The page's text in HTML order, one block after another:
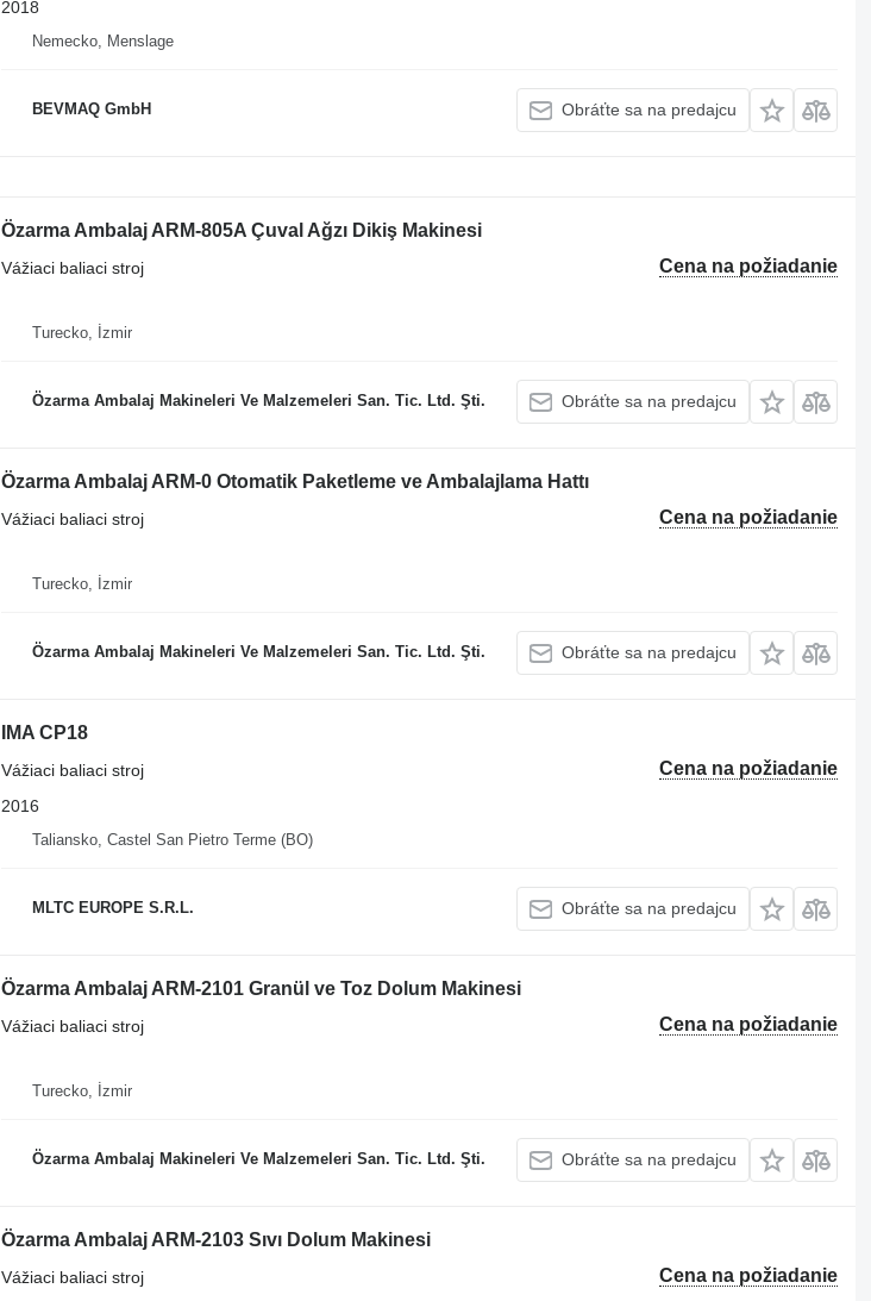
2018
Nemecko, Menslage
BEVMAQ GmbH Obráťte sa na predajcu
Özarma Ambalaj ARM-805A Çuval Ağzı Dikiş Makinesi
Cena na požiadanie
Vážiaci baliaci stroj
Turecko, İzmir
Özarma Ambalaj Makineleri Ve Malzemeleri San. Tic. Ltd. Şti. Obráťte sa na predajcu
Özarma Ambalaj ARM-0 Otomatik Paketleme ve Ambalajlama Hattı
Cena na požiadanie
Vážiaci baliaci stroj
Turecko, İzmir
Özarma Ambalaj Makineleri Ve Malzemeleri San. Tic. Ltd. Şti. Obráťte sa na predajcu
IMA CP18
Cena na požiadanie
Vážiaci baliaci stroj
2016
Taliansko, Castel San Pietro Terme (BO)
MLTC EUROPE S.R.L. Obráťte sa na predajcu
Özarma Ambalaj ARM-2101 Granül ve Toz Dolum Makinesi
Cena na požiadanie
Vážiaci baliaci stroj
Turecko, İzmir
Özarma Ambalaj Makineleri Ve Malzemeleri San. Tic. Ltd. Şti. Obráťte sa na predajcu
Özarma Ambalaj ARM-2103 Sıvı Dolum Makinesi
Cena na požiadanie
Vážiaci baliaci stroj